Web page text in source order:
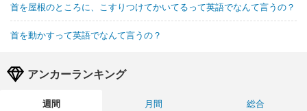
首を屋根のところに、こすりつけてかいてるって英語でなんて言うの？
首を動かすって英語でなんて言うの？
アンカーランキング
週間 月間
総合